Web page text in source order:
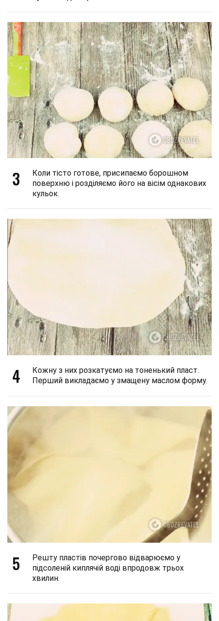
3
Коли тісто готове, присипаємо борошном
поверхню і розділяємо його на вісім однакових
кульок.
4
Кожну з них розкатуємо на тоненький пласт.
Перший викладаємо у змащену маслом форму.
5
Решту пластів почергово відварюємо у
підсоленій киплячій воді впродовж трьох
хвилин.